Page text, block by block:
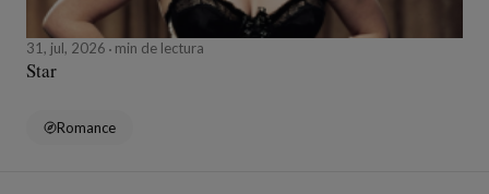
31, jul, 2026 min de lectura
Star
Romance